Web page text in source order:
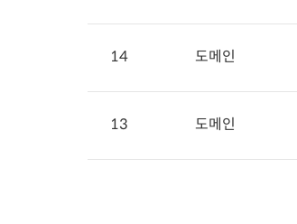
14 도메인
13 도메인